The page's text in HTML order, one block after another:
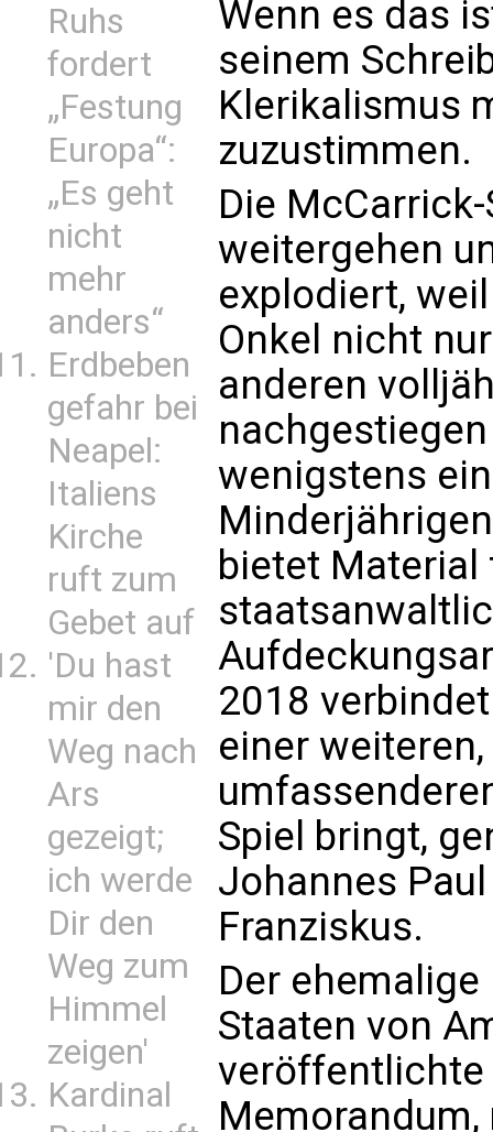
Ruhs
fordert
„Festung
Europa“:
„Es geht
nicht
mehr
anders“
Erdbeben
gefahr bei
Neapel:
Italiens
Kirche
ruft zum
Gebet auf
'Du hast
mir den
Weg nach
Ars
gezeigt;
ich werde
Dir den
Weg zum
Himmel
zeigen'
Kardinal
Wenn es das
seinem
zuzustimmen.
Die
weitergehen
explodiert,
Onkel nicht
anderen
wenigstens
bietet Material
2018
einer
Spiel bringt,
Johannes
Franziskus.
Der
Staaten von
veröffentlichte